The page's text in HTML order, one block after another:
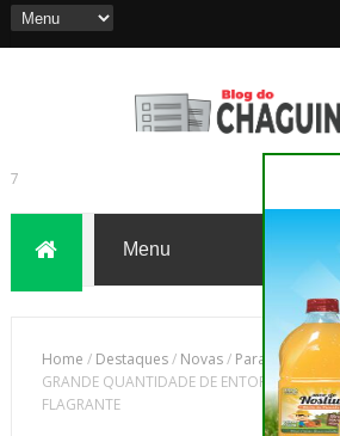
7
Home / Destaques/ Novas/ Parana /
GRANDE QUANTIDADE DE ENTORPECENTES
FLAGRANTE